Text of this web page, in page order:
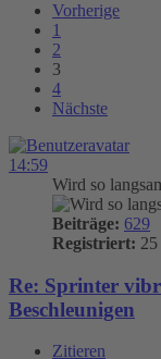
Vorherige
1
2
3
4
Nächste
14:59
Wird so
Beiträge: 629
Registriert:
Re: Sprinter
Beschleunigen
Zitieren